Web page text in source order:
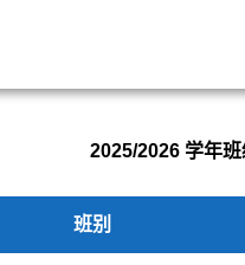
2025/2026 学年
班别